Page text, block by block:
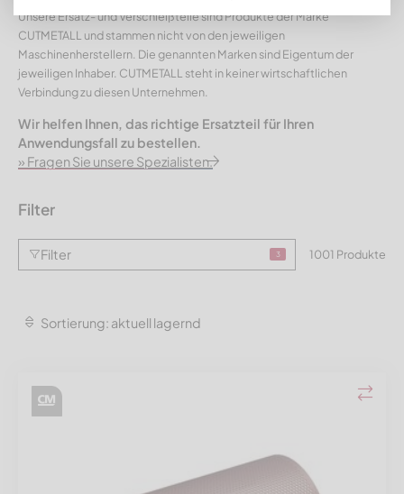
Unsere Ersatz- und Verschleißteile sind Produkte der Marke
CUTMETALL und stammen nicht von den jeweiligen
Maschinenherstellern. Die genannten Marken sind Eigentum der
jeweiligen Inhaber. CUTMETALL steht in keiner wirtschaftlichen
Verbindung zu diesen Unternehmen.
Wir helfen Ihnen, das richtige Ersatzteil für Ihren
Anwendungsfall zu bestellen.
» Fragen Sie unsere Spezialisten.
Filter
Filter 3 1001 Produkte
Sortierung: aktuell lagernd